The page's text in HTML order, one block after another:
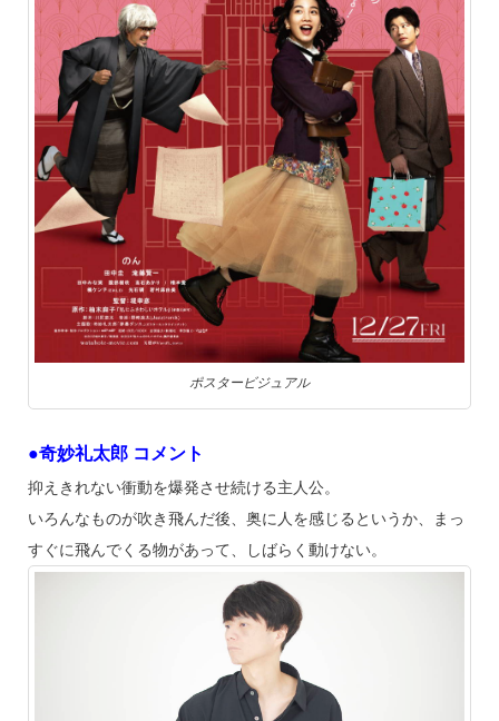
ポスタービジュアル
●奇妙礼太郎 コメント
抑えきれない衝動を爆発させ続ける主人公。
いろんなものが吹き飛んだ後、奥に人を感じるというか、まっ
すぐに飛んでくる物があって、しばらく動けない。